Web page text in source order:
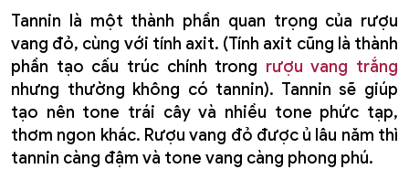
Tannin là một thành phần quan trọng của rượu
vang đỏ, cùng với tính axit. (Tính axit cũng là thành
phần tạo cấu trúc chính trong rượu vang trắng
nhưng thường không có tannin). Tannin sẽ giúp
tạo nên tone trái cây và nhiều tone phức tạp,
thơm ngon khác. Rượu vang đỏ được ủ lâu năm thì
tannin càng đậm và tone vang càng phong phú.